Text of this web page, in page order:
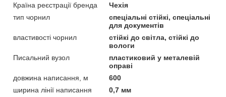
Країна реєстрації бренда
Чехія
тип чорнил
спеціальні стійкі, спеціальні
для документів
властивості чорнил
стійкі до світла, стійкі до
вологи
Писальний вузол
пластиковий у металевій
оправі
довжина написання, м
600
ширина лінії написання
0,7 мм